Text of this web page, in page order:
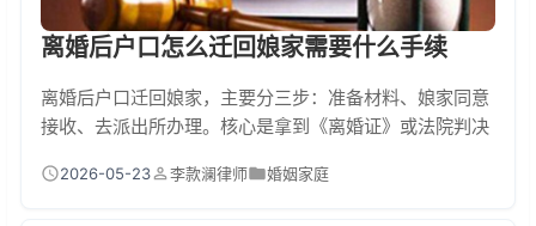
离婚后户口怎么迁回娘家需要什么手续
离婚后户口迁回娘家，主要分三步：准备材料、娘家同意
接收、去派出所办理。核心是拿到《离婚证》或法院判决
意。如果娘家在农村，还需获得村委会或村民小组的同意
2026-05-23 李款澜律师 婚姻家庭